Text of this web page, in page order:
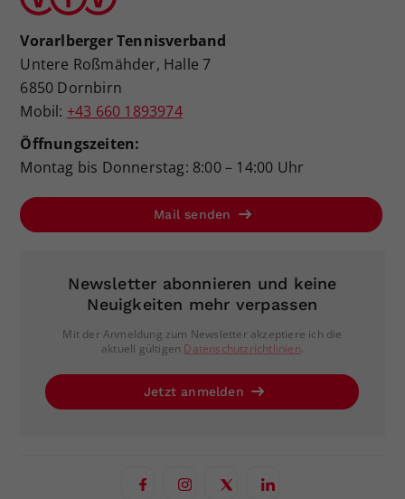
Vorarlberger Tennisverband
Untere Roßmähder, Halle 7
6850 Dornbirn
Mobil: +43 660 1893974
Öffnungszeiten:
Montag bis Donnerstag: 8:00 – 14:00 Uhr
Mail senden
Newsletter abonnieren und keine
Neuigkeiten mehr verpassen
Mit der Anmeldung zum Newsletter akzeptiere ich die
aktuell gültigen Datenschutzrichtlinien.
Jetzt anmelden